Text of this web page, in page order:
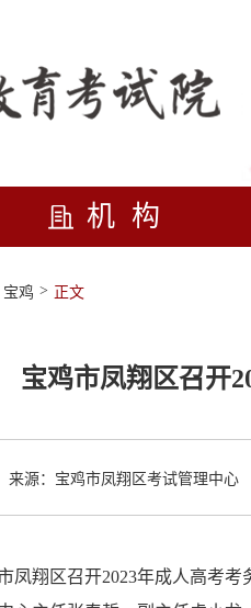
机构
宝鸡 > 正文
宝鸡市凤翔区召开
来源：宝鸡市凤翔区考试管理中心
凤翔区召开2023年成人高考